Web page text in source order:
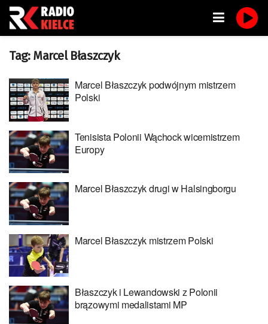
Tag: Marcel Błaszczyk
Marcel Błaszczyk podwójnym mistrzem
Polski
Tenisista Polonii Wąchock wicemistrzem
Europy
Marcel Błaszczyk drugi w Halsingborgu
Marcel Błaszczyk mistrzem Polski
Błaszczyk i Lewandowski z Polonii
brązowymi medalistami MP